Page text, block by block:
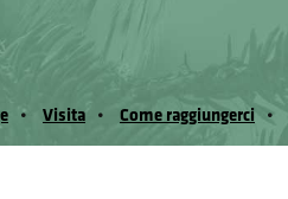
Visita Come raggiungerci